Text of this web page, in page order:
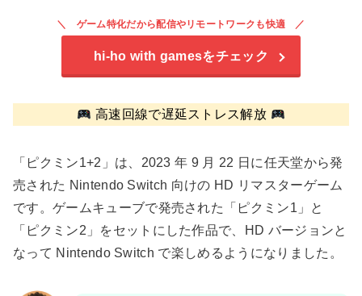
ゲーム特化だから配信やリモートワークも快適
hi-ho with gamesをチェック
高速回線で遅延ストレス解放
「ピクミン1+2」は、2023 年 9 月 22 日に任天堂から発
売された Nintendo Switch 向けの HD リマスターゲーム
です。ゲームキューブで発売された「ピクミン1」と
「ピクミン2」をセットにした作品で、HD バージョンと
なって Nintendo Switch で楽しめるようになりました。